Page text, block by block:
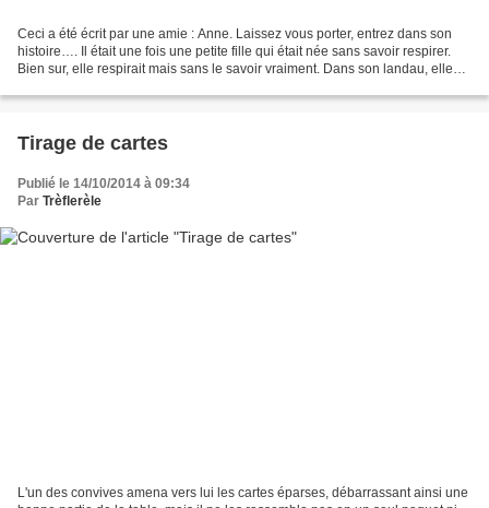
Ceci a été écrit par une amie : Anne. Laissez vous porter, entrez dans son
histoire…. Il était une fois une petite fille qui était née sans savoir respirer.
Bien sur, elle respirait mais sans le savoir vraiment. Dans son landau, elle
Tirage de cartes
Publié le 14/10/2014 à 09:34
Par Trèflerèle
L'un des convives amena vers lui les cartes éparses, débarrassant ainsi une